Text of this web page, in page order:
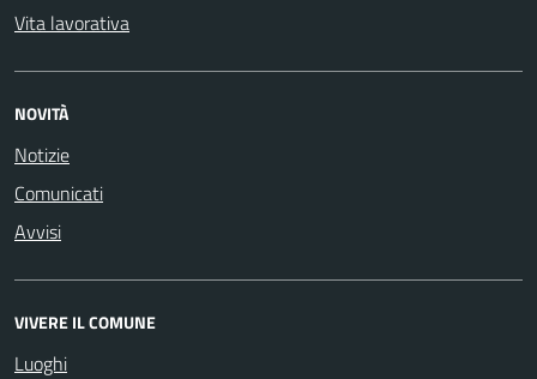
Vita lavorativa
NOVITÀ
Notizie
Comunicati
Avvisi
VIVERE IL COMUNE
Luoghi